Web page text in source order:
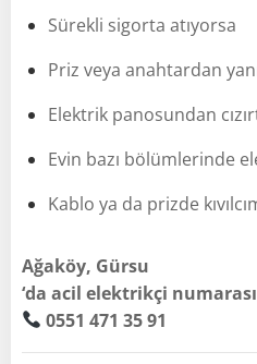
Sürekli sigorta atıyorsa
Priz veya anahtardan
Elektrik panosundan
Evin bazı bölümlerinde
Kablo ya da prizde
Ağaköy, Gürsu
‘da acil elektrikçi numarası
0551 471 35 91